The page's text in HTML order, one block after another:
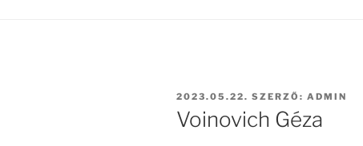
BEKÜLDVE:
2023.05.22. SZERZŐ: ADMIN
Voinovich Géza